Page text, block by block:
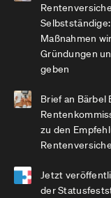
Maßnahmen
Gründungen
geben
Brief an Bärbel
zu den
Jetzt
der